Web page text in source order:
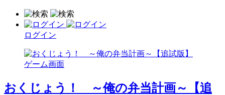
ログイン
おくじょう！ ～俺の弁当計画～【追